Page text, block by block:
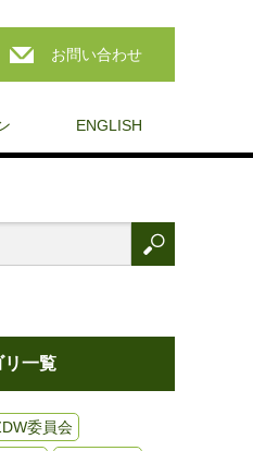
お問い合わせ
ENGLISH
リ一覧
委員会